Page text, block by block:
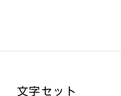
文字セット